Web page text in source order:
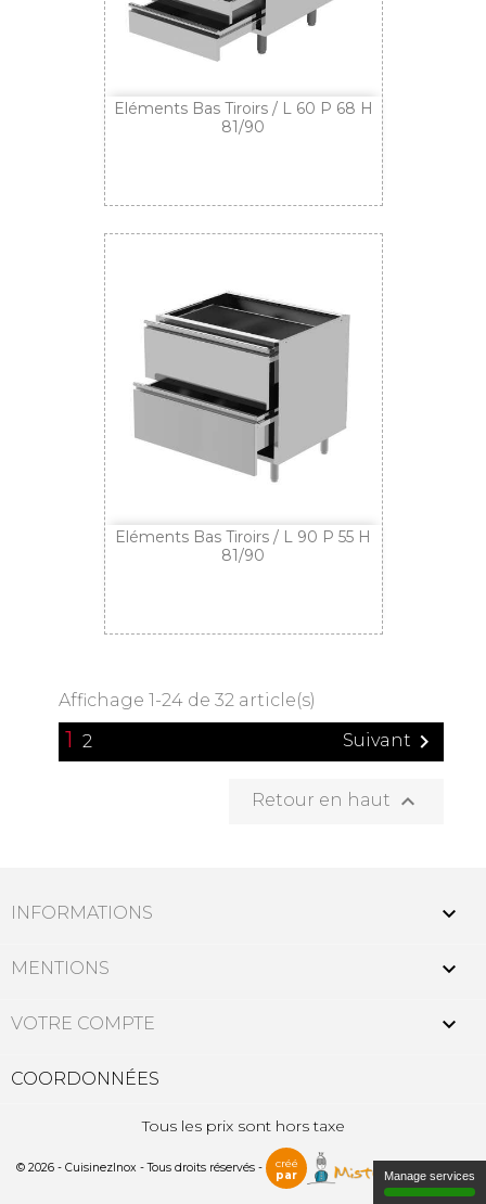
Eléments Bas Tiroirs / L 60 P 68 H
81/90
Eléments Bas Tiroirs / L 90 P 55 H
81/90
Affichage 1-24 de 32 article(s)
1 2 Suivant 
Retour en haut 
INFORMATIONS 
MENTIONS 
VOTRE COMPTE 
COORDONNÉES
Tous les prix sont hors taxe
© 2026 - CuisinezInox - Tous droits réservés -
créé
par
Manage services